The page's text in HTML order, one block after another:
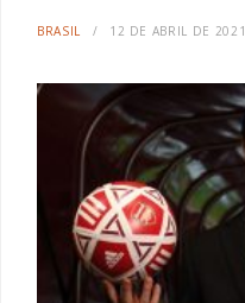
BRASIL 12 DE ABRIL DE 2021